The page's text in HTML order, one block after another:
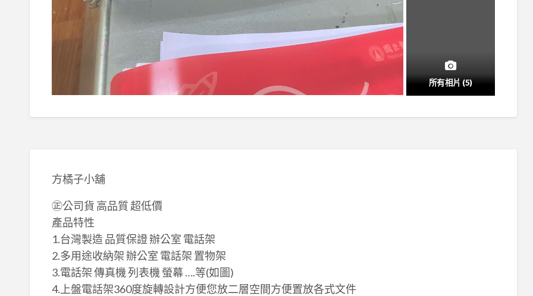
所有相片 (5)
方橘子小舖
㊣公司貨 高品質 超低價
產品特性
1.台灣製造 ​品質保證 辦公室 電話架
2.多用途收納架 辦公室 電話架 置物架
3.電話架 傳真機 列表機 螢幕 ….等(如圖)
4.上盤電話架360度旋轉設計方便您放二層空間方便置放各式文件